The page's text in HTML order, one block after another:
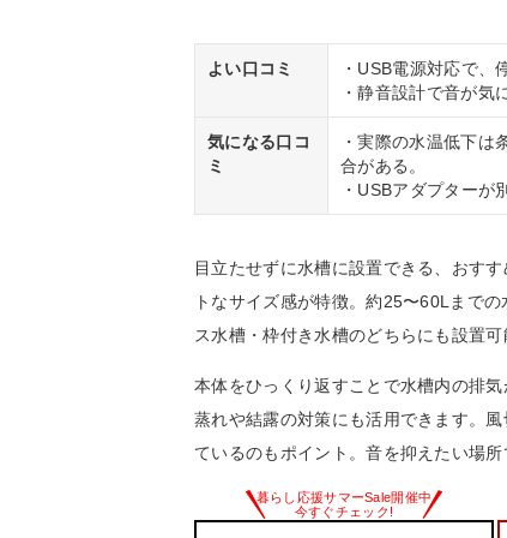
よい口コミ
・USB電源対応で、
・静音設計で音が気
気になる口コ
ミ
・実際の水温低下
合がある。
・USBアダプターが
目立たせずに水槽に設置できる、おす
トなサイズ感が特徴。約25〜60Lまで
ス水槽・枠付き水槽のどちらにも設置可
本体をひっくり返すことで水槽内の排
蒸れや結露の対策にも活用できます。
ているのもポイント。音を抑えたい場